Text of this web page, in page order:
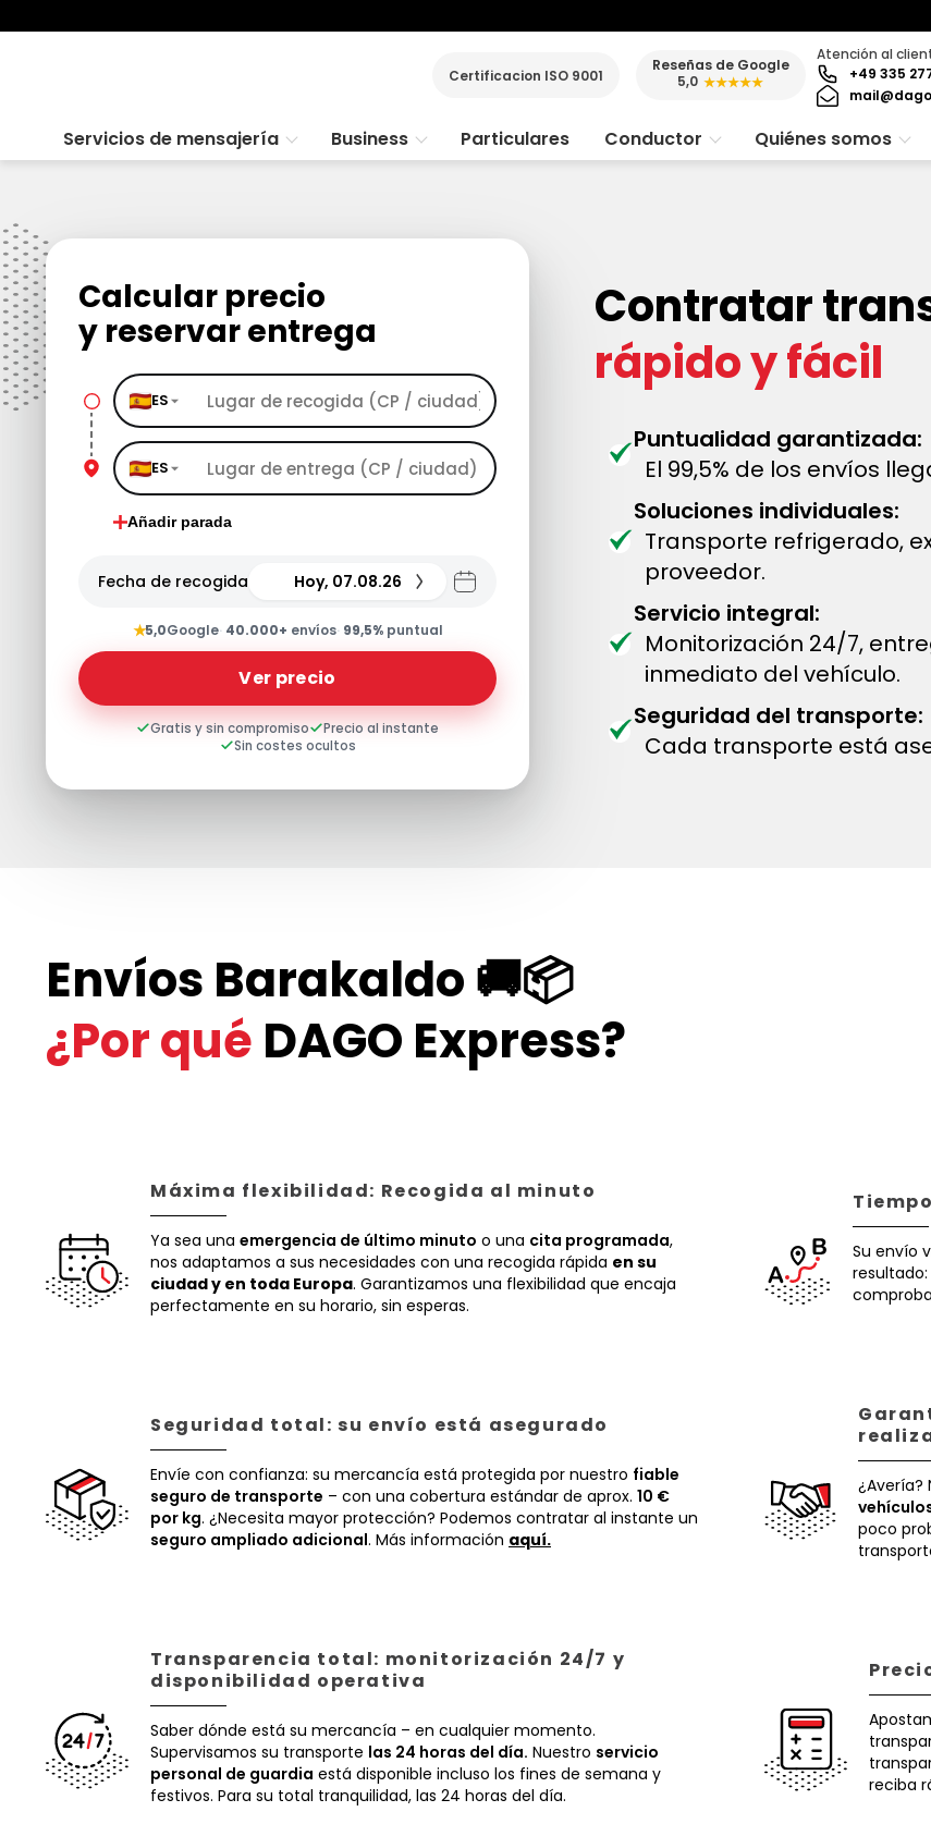
Certificacion ISO 9001
Reseñas de Google
5,0 ★★★★★
Atención al
+49 335
Servicios de mensajería Business Particulares Conductor Quiénes somos
Calcular precio
y reservar entrega
ES
ES
Añadir parada
Fecha de recogida Hoy, 07.08.26
★5,0Google· 40.000+ envíos· 99,5%puntual
Ver precio
Gratis y sin compromiso
Precio al instante
Sin costes ocultos
Contratar
rápido y fácil
Puntualidad garantizada:
El 99,5% de los envíos
Soluciones individuales:
Transporte refrigerado,
proveedor.
Servicio integral:
Monitorización 24/7,
inmediato del vehículo.
Seguridad del transporte:
Cada transporte está
Envíos Barakaldo 🚚📦
¿Por qué DAGO Express?
Máxima flexibilidad: Recogida al minuto
Ya sea una emergencia de último minuto o una cita programada,
nos adaptamos a sus necesidades con una recogida rápida en su
ciudad y en toda Europa. Garantizamos una flexibilidad que encaja
perfectamente en su horario, sin esperas.
Su envío
resultado:
Seguridad total: su envío está asegurado
Envíe con confianza: su mercancía está protegida por nuestro fiable
seguro de transporte – con una cobertura estándar de aprox. 10 €
por kg. ¿Necesita mayor protección? Podemos contratar al instante un
seguro ampliado adicional. Más información aquí.
¿Avería?
poco
Transparencia total: monitorización 24/7 y
disponibilidad operativa
Saber dónde está su mercancía – en cualquier momento.
Supervisamos su transporte las 24 horas del día. Nuestro servicio
personal de guardia está disponible incluso los fines de semana y
festivos. Para su total tranquilidad, las 24 horas del día.
reciba